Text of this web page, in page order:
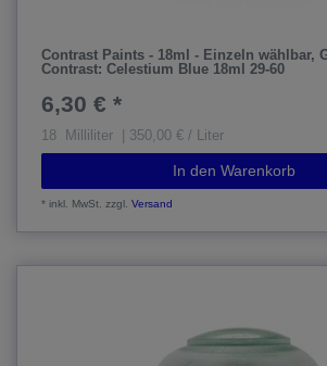
Contrast Paints - 18ml - Einzeln wählbar,
Contrast: Celestium Blue 18ml 29-60
6,30 € *
18 Milliliter | 350,00 € / Liter
In den Warenkorb
*inkl. MwSt. zzgl.Versand